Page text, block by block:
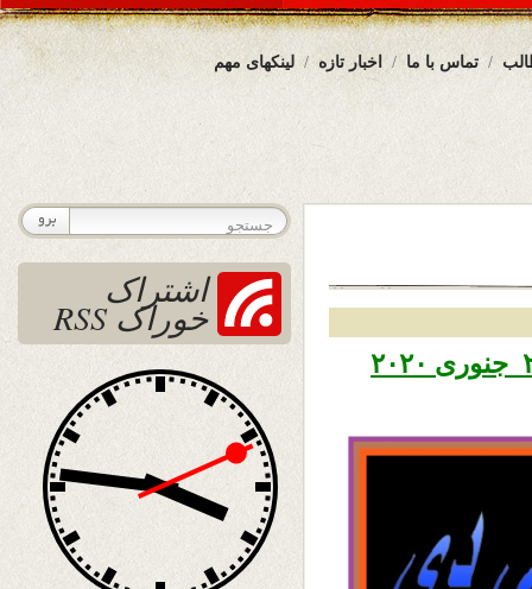
لینکهای مهم اخبار تازه تماس با ما
تاریخ نشر دوشنبه هفتم دلو ۱۳۹۸ – ۲۷ جنوری ۲۰۲۰
اشتراک
خوراک RSS